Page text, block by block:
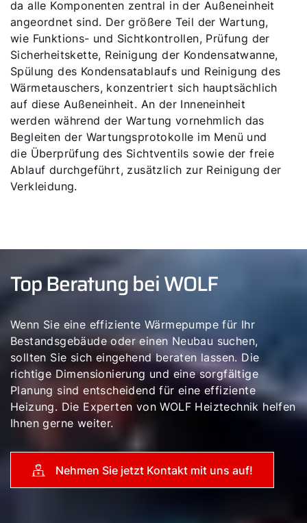
da alle Komponenten zentral in der Außeneinheit
angeordnet sind. Der größere Teil der Wartung,
wie Funktions- und Sichtkontrollen, Prüfung der
Sicherheitskette, Reinigung der Kondensatwanne,
Spülung des Kondensatablaufs und Reinigung des
Wärmetauschers, konzentriert sich hauptsächlich
auf diese Außeneinheit. An der Inneneinheit
werden während der Wartung vornehmlich das
Begleiten der Wartungsprotokolle im Menü und
die Überprüfung des Sichtventils sowie der freie
Ablauf durchgeführt, zusätzlich zur Reinigung der
Verkleidung.
Top Beratung bei WOLF
Wenn Sie eine effiziente Wärmepumpe für Ihr
Bestandsgebäude oder einen Neubau suchen,
sollten Sie sich eingehend beraten lassen. Die
richtige Dimensionierung und eine sorgfältige
Planung sind entscheidend für eine effiziente
Heizung. Die Experten von WOLF Heiztechnik helfen
Ihnen gerne weiter.
Nehmen Sie jetzt Kontakt mit uns auf!